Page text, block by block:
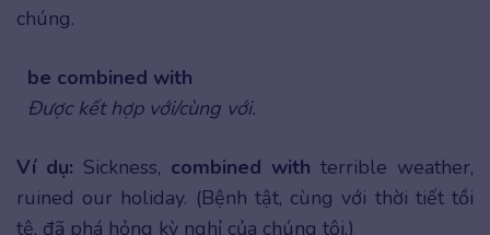
chúng.
be combined with
Được kết hợp với/cùng với.
Ví dụ: Sickness, combined with terrible weather,
ruined our holiday. (Bệnh tật, cùng với thời tiết tồi
tệ, đã phá hỏng kỳ nghỉ của chúng tôi.)